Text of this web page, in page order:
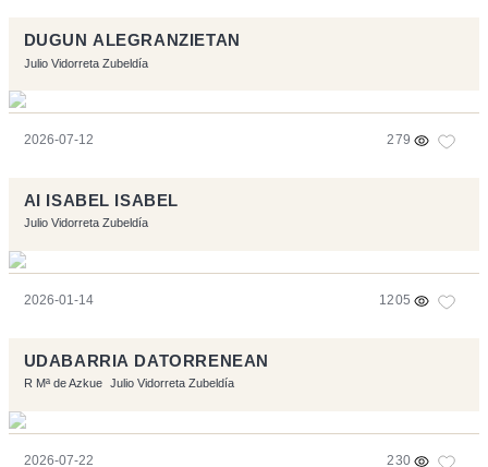
DUGUN ALEGRANZIETAN
Julio Vidorreta Zubeldía
2026-07-12 279
AI ISABEL ISABEL
Julio Vidorreta Zubeldía
2026-01-14 1205
UDABARRIA DATORRENEAN
R Mª de Azkue Julio Vidorreta Zubeldía
2026-07-22 230